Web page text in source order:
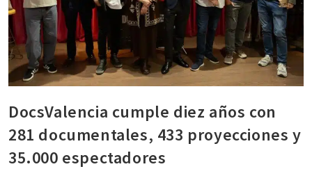
DocsValencia cumple diez años con
281 documentales, 433 proyecciones y
35.000 espectadores